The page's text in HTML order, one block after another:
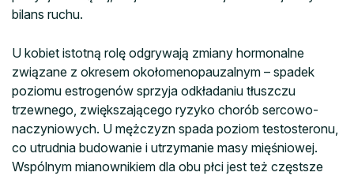
bilans ruchu.
U kobiet istotną rolę odgrywają zmiany hormonalne
związane z okresem okołomenopauzalnym – spadek
poziomu estrogenów sprzyja odkładaniu tłuszczu
trzewnego, zwiększającego ryzyko chorób sercowo-
naczyniowych. U mężczyzn spada poziom testosteronu,
co utrudnia budowanie i utrzymanie masy mięśniowej.
Wspólnym mianownikiem dla obu płci jest też częstsze